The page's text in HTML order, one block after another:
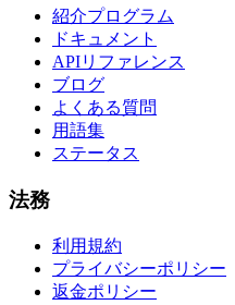
紹介プログラム
ドキュメント
APIリファレンス
ブログ
よくある質問
用語集
ステータス
法務
利用規約
プライバシーポリシー
返金ポリシー